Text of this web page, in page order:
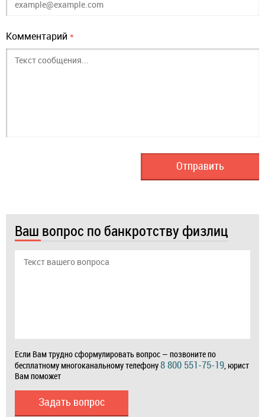
Комментарий *
Ваш вопрос по банкротству физлиц
Если Вам трудно сформулировать вопрос — позвоните по
бесплатному многоканальному телефону8 800 551-75-19, юрист
Вам поможет
Задать вопрос